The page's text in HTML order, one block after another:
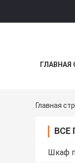
ГЛАВНАЯ
Главная
ВСЕ
Шкаф